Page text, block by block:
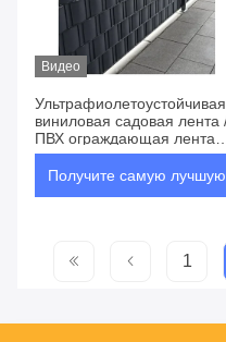
Видео
Ультрафиолетоустойчивая
виниловая садовая лента
ПВХ ограждающая лента
садовое использование с
установкой видео
Получите самую лучшую
1